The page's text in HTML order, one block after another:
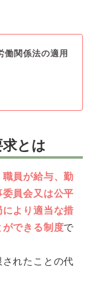
働関係法の適用
とは
職員が給与、勤
員会又は公平
より適当な措
できる制度で
れたことの代